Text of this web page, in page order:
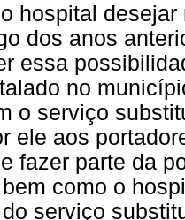
hospital
dos anos
essa
no
o serviço
ele aos
fazer parte da
como o
serviço